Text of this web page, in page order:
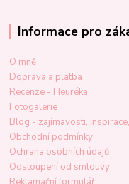
Informace pro
O mně
Doprava a platba
Recenze - Heuréka
Fotogalerie
Blog - zajímavosti,
Obchodní podmínky
Ochrana osobních údajů
Odstoupení od smlouvy